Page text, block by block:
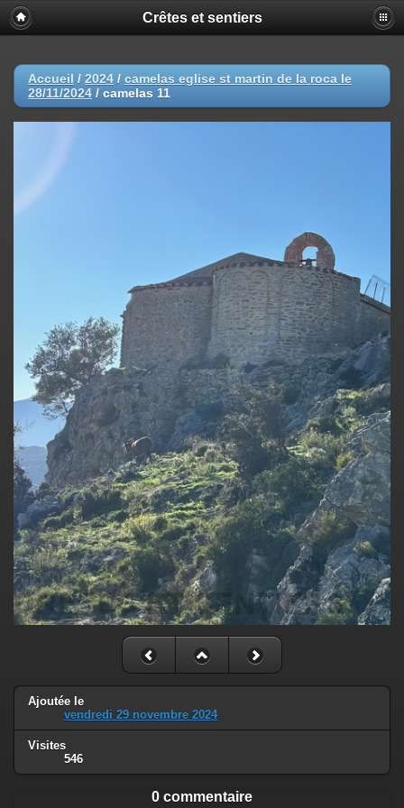
Crêtes et sentiers
Accueil / 2024 / camelas eglise st martin de la roca le
28/11/2024 / camelas 11
Ajoutée le
vendredi 29 novembre 2024
Visites
546
0 commentaire